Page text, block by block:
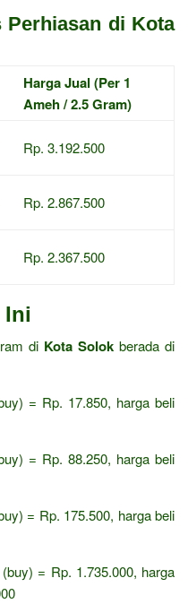
Perhiasan di Kota
Harga Jual (Per 1
Ameh / 2.5 Gram)
Rp. 3.192.500
Rp. 2.867.500
Rp. 2.367.500
Ini
di Kota Solok berada di
= Rp. 17.850, harga beli
= Rp. 88.250, harga beli
= Rp. 175.500, harga beli
= Rp. 1.735.000, harga